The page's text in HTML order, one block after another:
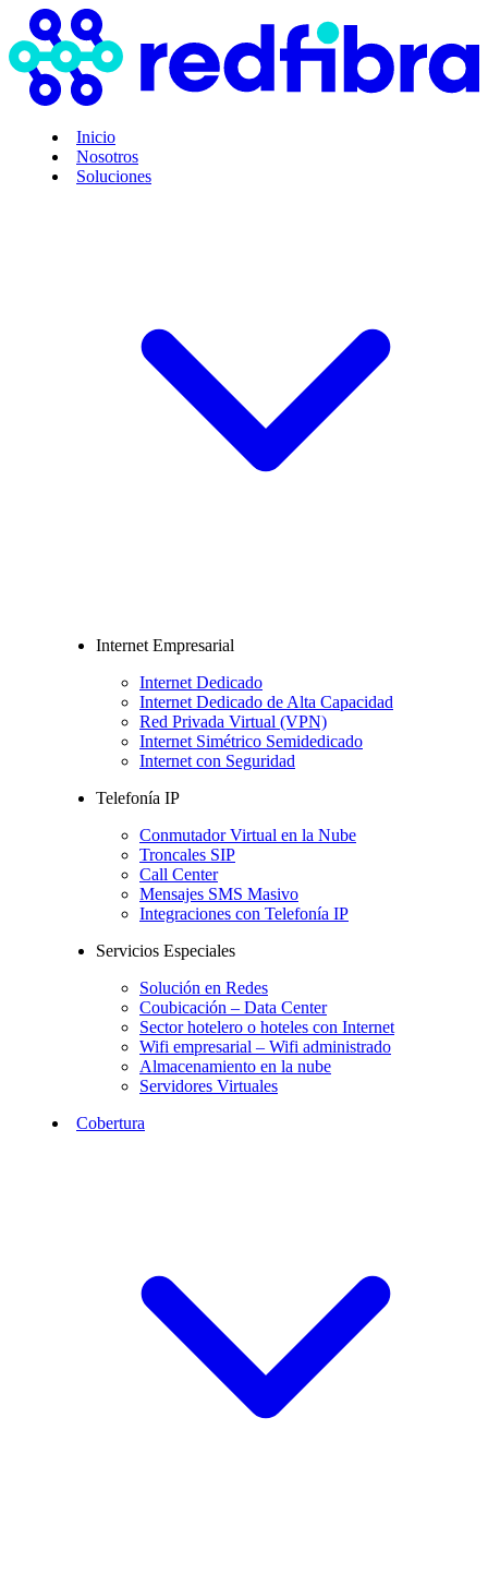
Inicio
Nosotros
Soluciones
Internet Empresarial
Internet Dedicado
Internet Dedicado de Alta Capacidad
Red Privada Virtual (VPN)
Internet Simétrico Semidedicado
Internet con Seguridad
Telefonía IP
Conmutador Virtual en la Nube
Troncales SIP
Call Center
Mensajes SMS Masivo
Integraciones con Telefonía IP
Servicios Especiales
Solución en Redes
Coubicación – Data Center
Sector hotelero o hoteles con Internet
Wifi empresarial – Wifi administrado
Almacenamiento en la nube
Servidores Virtuales
Cobertura